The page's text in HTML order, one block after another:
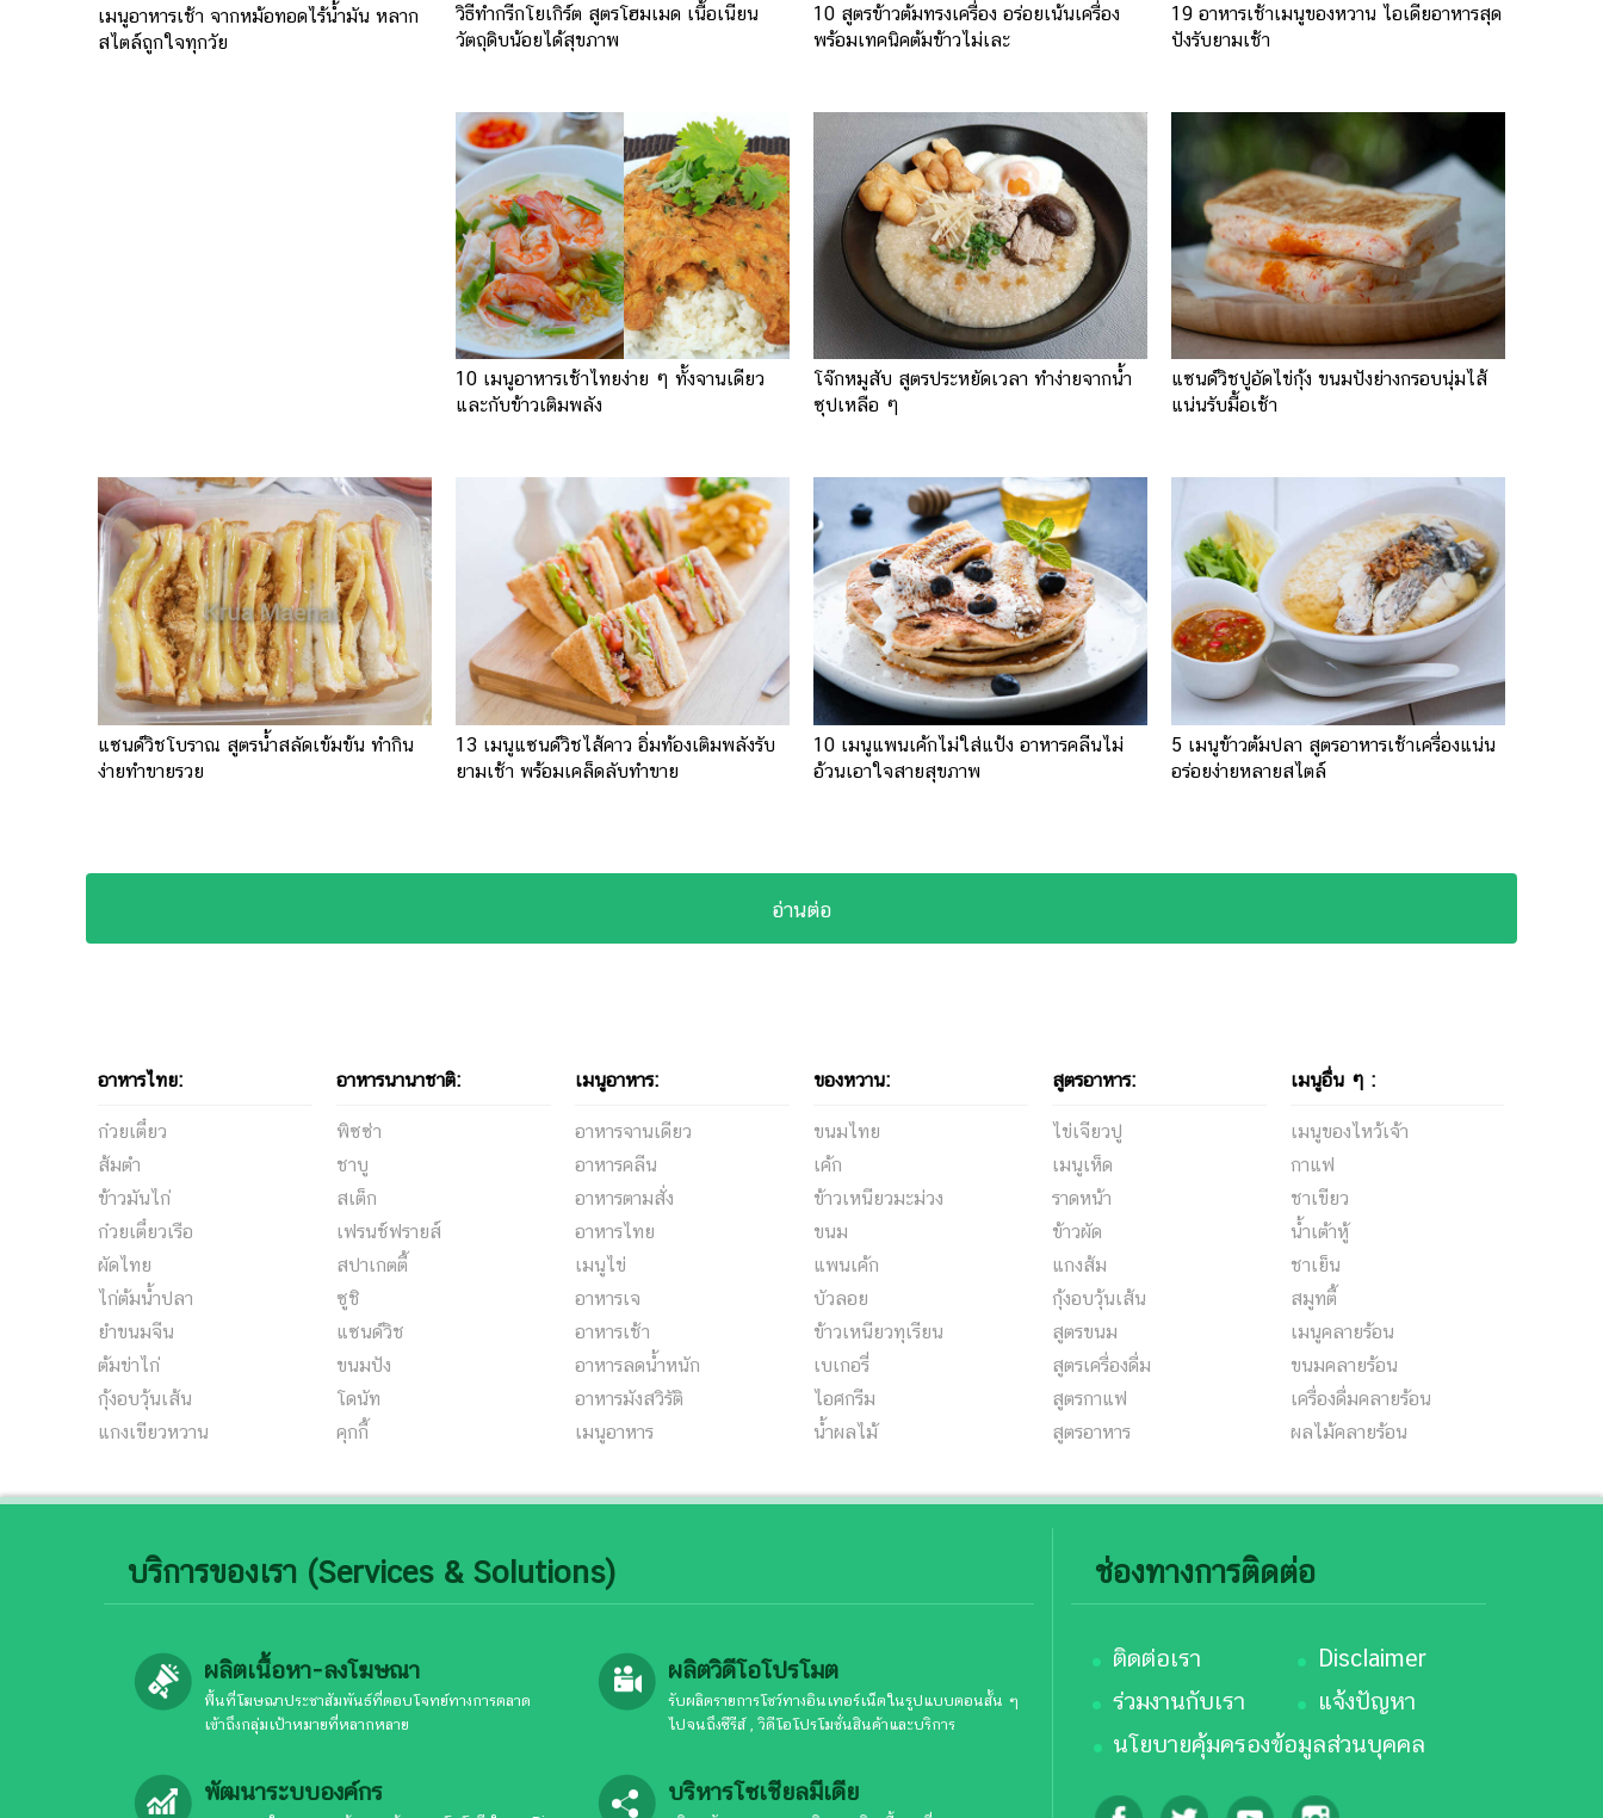
เมนูอาหารเช้า จากหม้อทอดไร้น้ำมัน หลาก
สไตล์ถูกใจทุกวัย
วิธีทำกรีกโยเกิร์ต สูตรโฮมเมด เนื้อเนียน
วัตถุดิบน้อยได้สุขภาพ
10 สูตรข้าวต้มทรงเครื่อง อร่อยเน้นเครื่อง
พร้อมเทคนิคต้มข้าวไม่เละ
19 อาหารเช้าเมนูของหวาน ไอเดียอาหารสุด
ปังรับยามเช้า
10 เมนูอาหารเช้าไทยง่าย ๆ ทั้งจานเดียว
และกับข้าวเติมพลัง
โจ๊กหมูสับ สูตรประหยัดเวลา ทำง่ายจากน้ำ
ซุปเหลือ ๆ
แซนด์วิชปูอัดไข่กุ้ง ขนมปังย่างกรอบนุ่มไส้
แน่นรับมื้อเช้า
แซนด์วิชโบราณ สูตรน้ำสลัดเข้มข้น ทำกิน
ง่ายทำขายรวย
13 เมนูแซนด์วิชไส้คาว อิ่มท้องเติมพลังรับ
ยามเช้า พร้อมเคล็ดลับทำขาย
10 เมนูแพนเค้กไม่ใส่แป้ง อาหารคลีนไม่
อ้วนเอาใจสายสุขภาพ
5 เมนูข้าวต้มปลา สูตรอาหารเช้าเครื่องแน่น
อร่อยง่ายหลายสไตล์
อ่านต่อ
อาหารไทย:
ก๋วยเตี๋ยว
ส้มตำ
ข้าวมันไก่
ก๋วยเตี๋ยวเรือ
ผัดไทย
ไก่ต้มน้ำปลา
ยำขนมจีน
ต้มข่าไก่
กุ้งอบวุ้นเส้น
แกงเขียวหวาน
อาหารนานาชาติ:
พิซซ่า
ชาบู
สเต็ก
เฟรนช์ฟรายส์
สปาเกตตี้
ซูชิ
แซนด์วิช
ขนมปัง
โดนัท
คุกกี้
เมนูอาหาร:
อาหารจานเดียว
อาหารคลีน
อาหารตามสั่ง
อาหารไทย
เมนูไข่
อาหารเจ
อาหารเช้า
อาหารลดน้ำหนัก
อาหารมังสวิรัติ
เมนูอาหาร
ของหวาน:
ขนมไทย
เค้ก
ข้าวเหนียวมะม่วง
ขนม
แพนเค้ก
บัวลอย
ข้าวเหนียวทุเรียน
เบเกอรี่
ไอศกรีม
น้ำผลไม้
สูตรอาหาร:
ไข่เจียวปู
เมนูเห็ด
ราดหน้า
ข้าวผัด
แกงส้ม
กุ้งอบวุ้นเส้น
สูตรขนม
สูตรเครื่องดื่ม
สูตรกาแฟ
สูตรอาหาร
เมนูอื่น ๆ :
เมนูของไหว้เจ้า
กาแฟ
ชาเขียว
น้ำเต้าหู้
ชาเย็น
สมูทตี้
เมนูคลายร้อน
ขนมคลายร้อน
เครื่องดื่มคลายร้อน
ผลไม้คลายร้อน
บริการของเรา (Services & Solutions)
ผลิตเนื้อหา-ลงโฆษณา
พื้นที่โฆษณาประชาสัมพันธ์ที่ตอบโจทย์ทางการตลาด
เข้าถึงกลุ่มเป้าหมายที่หลากหลาย
ผลิตวิดีโอโปรโมต
รับผลิตรายการโชว์ทางอินเทอร์เน็ตในรูปแบบตอนสั้น ๆ
ไปจนถึงซีรีส์ , วิดีโอโปรโมชั่นสินค้าและบริการ
พัฒนาระบบองค์กร บริหารโซเชียลมีเดีย
ช่องทางการติดต่อ
ติดต่อเรา
Disclaimer
ร่วมงานกับเรา
แจ้งปัญหา
นโยบายคุ้มครองข้อมูลส่วนบุคคล